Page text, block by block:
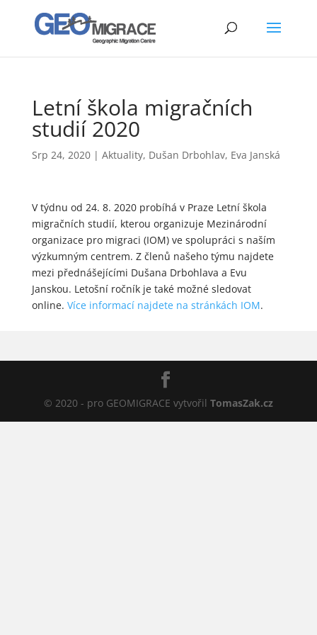
Letní škola migračních
studií 2020
Srp 24, 2020| Aktuality, Dušan Drbohlav, Eva Janská
V týdnu od 24. 8. 2020 probíhá v Praze Letní škola
migračních studií, kterou organizuje Mezinárodní
organizace pro migraci (IOM) ve spolupráci s naším
výzkumným centrem. Z členů našeho týmu najdete
mezi přednášejícími Dušana Drbohlava a Evu
Janskou. Letošní ročník je také možné sledovat
online. Více informací najdete na stránkách IOM.
© 2020 - pro GEOMIGRACE vytvořil TomasZak.cz